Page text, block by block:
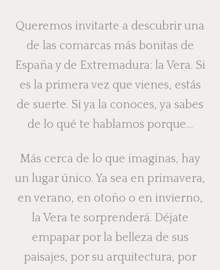
Queremos invitarte a descubrir una
de las comarcas más bonitas de
España y de Extremadura: la Vera. Si
es la primera vez que vienes, estás
de suerte. Si ya la conoces, ya sabes
de lo qué te hablamos porque…
Más cerca de lo que imaginas, hay
un lugar único. Ya sea en primavera,
en verano, en otoño o en invierno,
la Vera te sorprenderá. Déjate
empapar por la belleza de sus
paisajes, por su arquitectura, por